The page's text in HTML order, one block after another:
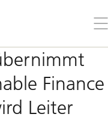
Sie
Finance
Leiter